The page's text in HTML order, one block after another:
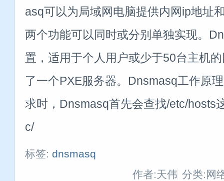
asq可以为局域网电脑提供内网ip地址
两个功能可以同时或分别单独实现。
置，适用于个人用户或少于50台主机
了一个PXE服务器。Dnsmasq工作原
求时，Dnsmasq首先会查找/etc/hosts
c/
标签: dnsmasq
作者:天伟 分类:网